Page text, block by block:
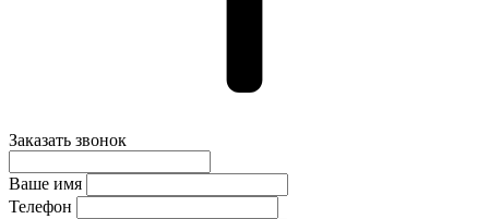
Заказать звонок
Ваше имя
Телефон